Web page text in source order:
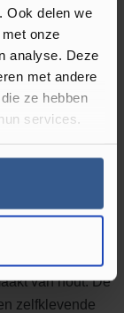
Ook delen we
onze
analyse. Deze
met andere
ze hebben
services.
tegen de muur
afwerken
de vloer. Ze zijn
dat het zorgt
veel kleuren
van alle
wat tussen dat
van hout. De
zelfklevende